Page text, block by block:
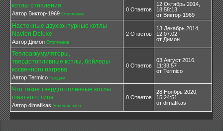
котлы отопления
Автор Виктор-1969 Отопление
0 Ответов
12 Октябрь 2014,
18:58:13
от Виктор-1969
Настенные двухконтурные котлы
Navien Deluxe
Автор Димон Отопление
2 Ответов
13 Декабрь 2014,
12:07:02
от Димон
Теплоаккумуляторы,
твердотопливные котлы, бойлеры
косвенного нагрева
Автор Termico Продам
0 Ответов
03 Август 2016,
11:33:57
от Termico
Что такое твердотопливные котлы
шахтного типа
Автор dimafikas Зелёная зона
0 Ответов
28 Ноябрь 2020,
15:24:51
от dimafikas